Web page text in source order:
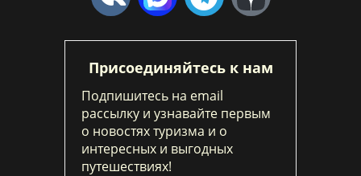
Присоединяйтесь к нам
Подпишитесь на email
рассылку и узнавайте первым
о новостях туризма и о
интересных и выгодных
путешествиях!